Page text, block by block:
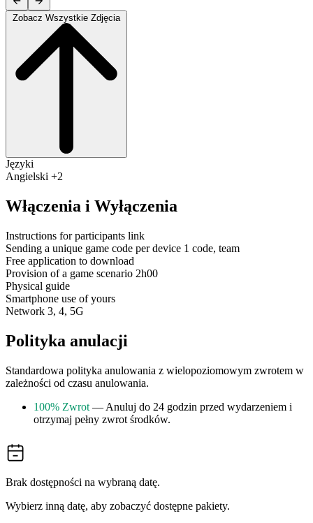
Języki
Angielski +2
Włączenia i Wyłączenia
Instructions for participants link
Sending a unique game code per device 1 code, team
Free application to download
Provision of a game scenario 2h00
Physical guide
Smartphone use of yours
Network 3, 4, 5G
Polityka anulacji
Standardowa polityka anulowania z wielopoziomowym zwrotem w
zależności od czasu anulowania.
100% Zwrot — Anuluj do 24 godzin przed wydarzeniem i
otrzymaj pełny zwrot środków.
Brak dostępności na wybraną datę.
Wybierz inną datę, aby zobaczyć dostępne pakiety.